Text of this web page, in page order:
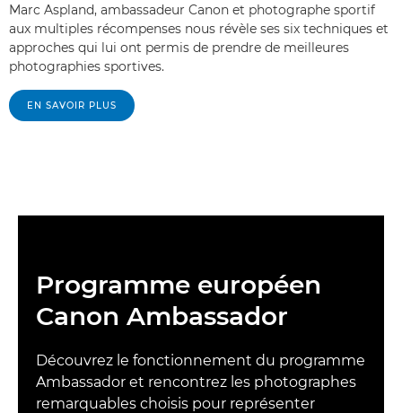
Marc Aspland, ambassadeur Canon et photographe sportif
aux multiples récompenses nous révèle ses six techniques et
approches qui lui ont permis de prendre de meilleures
photographies sportives.
EN SAVOIR PLUS
Programme européen
Canon Ambassador
Découvrez le fonctionnement du programme
Ambassador et rencontrez les photographes
remarquables choisis pour représenter